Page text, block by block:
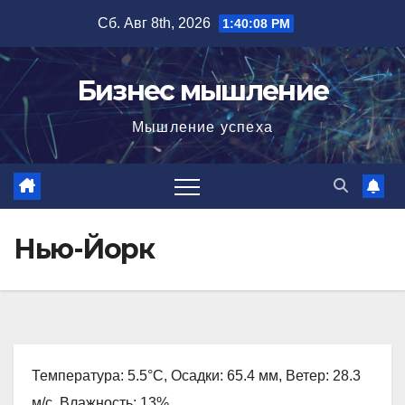
содержимому
Сб. Авг 8th, 2026 1:40:09 PM
Бизнес мышление
Мышление успеха
Нью-Йорк
Температура: 5.5°C, Осадки: 65.4 мм, Ветер: 28.3